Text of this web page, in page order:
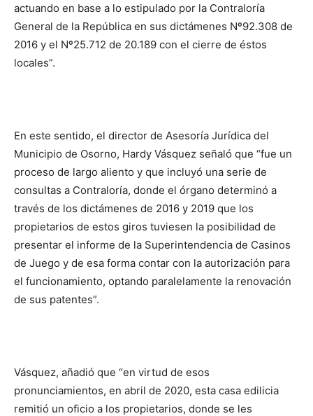
actuando en base a lo estipulado por la Contraloría
General de la República en sus dictámenes Nº92.308 de
2016 y el Nº25.712 de 20.189 con el cierre de éstos
locales”.
En este sentido, el director de Asesoría Jurídica del
Municipio de Osorno, Hardy Vásquez señaló que “fue un
proceso de largo aliento y que incluyó una serie de
consultas a Contraloría, donde el órgano determinó a
través de los dictámenes de 2016 y 2019 que los
propietarios de estos giros tuviesen la posibilidad de
presentar el informe de la Superintendencia de Casinos
de Juego y de esa forma contar con la autorización para
el funcionamiento, optando paralelamente la renovación
de sus patentes”.
Vásquez, añadió que “en virtud de esos
pronunciamientos, en abril de 2020, esta casa edilicia
remitió un oficio a los propietarios, donde se les